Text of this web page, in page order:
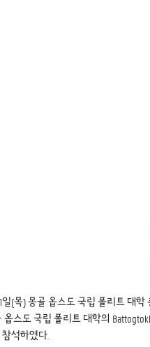
일(목) 몽골 옵스도 국립 폴리트 대
옵스도 국립 폴리트 대학의
석하였다.